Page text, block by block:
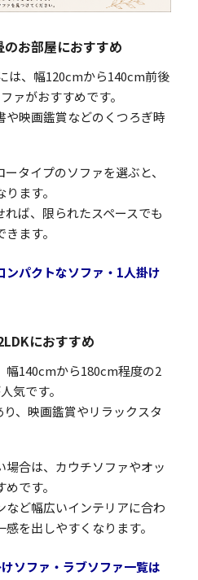
お部屋におすすめ
は、幅120cmから140cm前後
ァがおすすめです。
や映画鑑賞などのくつろぎ時
タイプのソファを選ぶと、
ます。
ば、限られたスペースでも
ます。
ンパクトなソファ・1人掛け
におすすめ
幅140cmから180cm程度の2
気です。
、映画鑑賞やリラックスタ
場合は、カウチソファやオッ
です。
など幅広いインテリアに合わ
を出しやすくなります。
ソファ・ラブソファ一覧は